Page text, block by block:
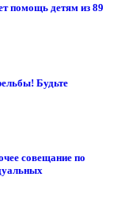
помощь детям из 89
Будьте
совещание по